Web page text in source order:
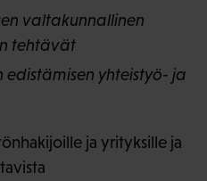
valtakunnallinen
tehtävät
edistämisen yhteistyö- ja
ja yrityksille ja